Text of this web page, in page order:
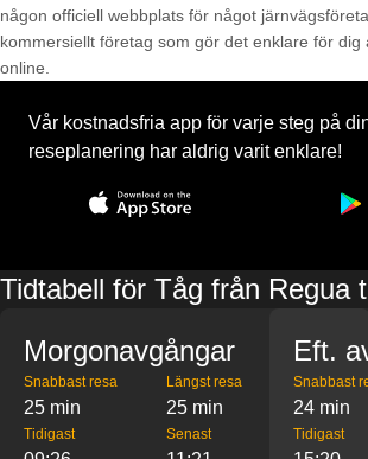
någon officiell webbplats för något
kommersiellt företag som gör det enklare för dig
online.
Vår kostnadsfria app för varje steg på
reseplanering har aldrig varit enklare!
Tidtabell för Tåg från Regua
Morgonavgångar
Snabbast resa
25 min
Längst resa
25 min
Tidigast Senast
Eft.
Snabbast
24 min
Tidigast